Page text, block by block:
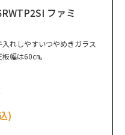
ファミ
れしやすいつやめきガラス
幅は60㎝。
)